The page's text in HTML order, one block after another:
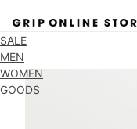
SALE
MEN
WOMEN
GOODS